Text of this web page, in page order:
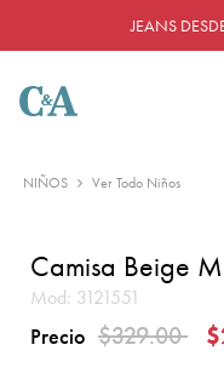
JEANS
NIÑOS Ver Todo Niños
Camisa Beige
Mod: 3121551
Precio Precio
$329.00a